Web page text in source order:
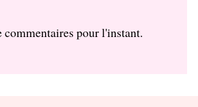
commentaires pour l'instant.